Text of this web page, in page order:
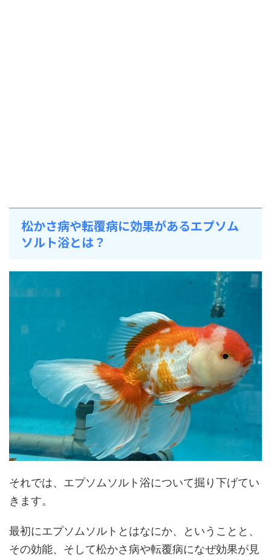
松かさ病や転覆病に効果があるエプソム
ソルト浴とは？
それでは、エプソムソルト浴について掘り下げてい
きます。
最初にエプソムソルトとはなにか、ということと、
その効能、そして松かさ病や転覆病になぜ効果が見